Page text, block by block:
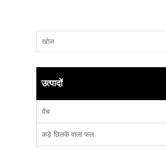
उत्पादों
पेंच
कड़े छिलके वाला फल